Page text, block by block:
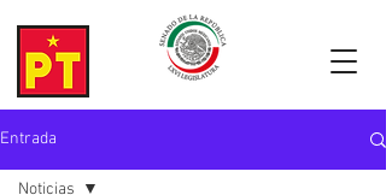
Entrada
Noticias